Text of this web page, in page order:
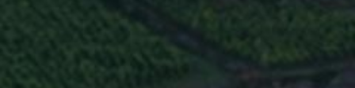
upon which its reputation is founded. The
domaine has preserved traditional
winemaking methods with a touch of